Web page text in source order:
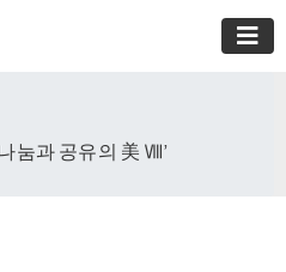
눔과 공유의 美 Ⅷ’